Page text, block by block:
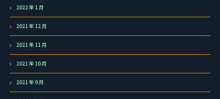
2022 年 1 月
2021 年 12 月
2021 年 11 月
2021 年 10 月
2021 年 9 月